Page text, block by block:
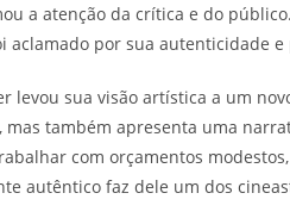
a atenção da crítica e do
aclamado por sua autenticidade
levou sua visão artística a um
mas também apresenta uma
com orçamentos
autêntico faz dele um dos